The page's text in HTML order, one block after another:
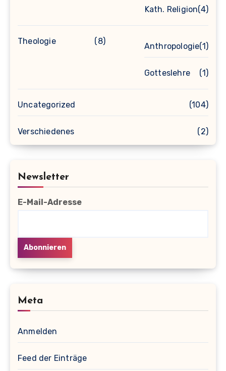
Kath. Religion(4)
Theologie (8)
Anthropologie(1)
Gotteslehre (1)
Uncategorized (104)
Verschiedenes (2)
Newsletter
E-Mail-Adresse
Meta
Anmelden
Feed der Einträge